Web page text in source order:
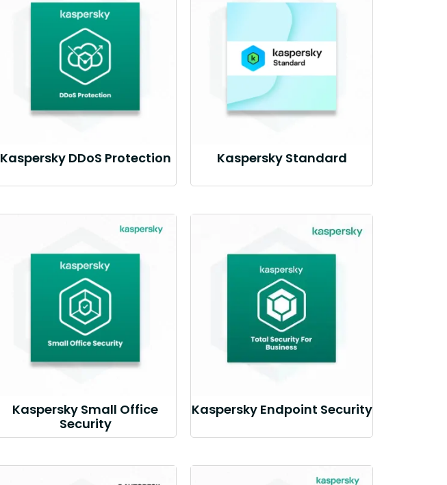
Kaspersky DDoS Protection Kaspersky Standard
Kaspersky Small Office
Security
Kaspersky Endpoint Security